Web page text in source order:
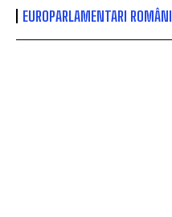
EUROPARLAMENTARI ROMÂNI